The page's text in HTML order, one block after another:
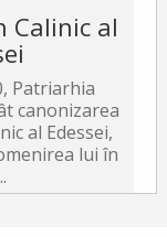
Calinic al
Patriarhia
canonizarea
al Edessei,
lui în